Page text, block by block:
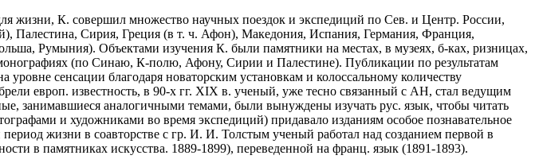
жизни, К. совершил множество научных поездок и экспедиций по Сев. и Центр. России,
Палестина, Сирия, Греция (в т. ч. Афон), Македония, Испания, Германия, Франция,
Румыния). Объектами изучения К. были памятники на местах, в музеях, б-ках, ризницах,
(по Синаю, К-полю, Афону, Сирии и Палестине). Публикации по результатам
сенсации благодаря новаторским установкам и колоссальному количеству
европ. известность, в 90-х гг. XIX в. ученый, уже тесно связанный с АН, стал ведущим
занимавшиеся аналогичными темами, были вынуждены изучать рус. язык, чтобы читать
и художниками во время экспедиций) придавало изданиям особое познавательное
жизни в соавторстве с гр. И. И. Толстым ученый работал над созданием первой в
в памятниках искусства. 1889-1899), переведенной на франц. язык (1891-1893).